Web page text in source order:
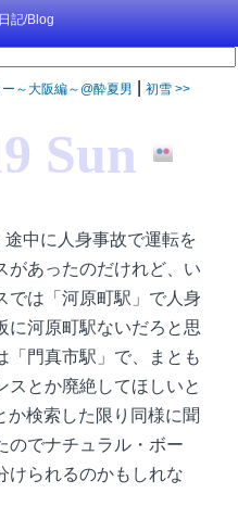
記/Blog
～大阪編～@酔夏男 初雪 >>
Sun
中に人身事故で運転を
があったのだけれど、い
では「河原町駅」で人身
に河原町駅ないだろと思
「門真市駅」で、まとも
スとか廃絶してほしいと
か検索した限り同様に聞
のでナチュラル・ボー
けられるのかもしれな